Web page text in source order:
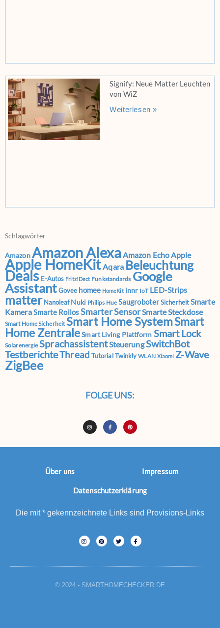
Signify: Neue Matter Leuchten
von WiZ
Weiterlesen »
Schlagwörter
AmazonAmazon AlexaAmazon EchoApple
Apple HomeKitAqara Beleuchtung
Deals E-Autos Fritz!Dect Funkstandards Google
AssistantGovee homee HomeKit innr IoT LED-Strips
matter Nanoleaf Nuki Philips Hue SaugroboterSicherheitSmarte
KameraSmarte RollosSmarter SensorSmarte Steckdose
Smart Home Sicherheit Smart Home SystemSmart
Home ZentraleSmart Living Plattform Smart Lock
Solarenergie SprachassistentSteuerungSwitchBot
TestberichteThread Tutorial Twinkly WLAN Xiaomi Z-Wave
ZigBee
FOLGE UNS:
Über uns Impressum
Datenschutzerklärung
Die mit * gekennzeichnete Links sind Provisions-Links
© 2024 - SMARTHOMECHECKER.DE